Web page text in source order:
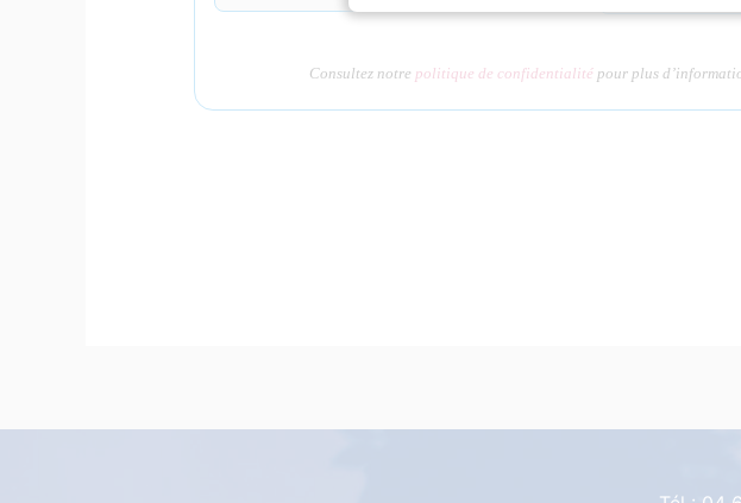
Consultez notre politique de confidentialitépour plus